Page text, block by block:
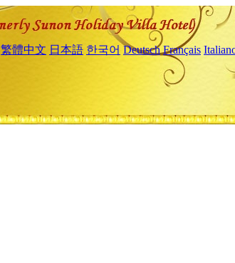
繁體中文 日本語 한국어 Deutsch Français